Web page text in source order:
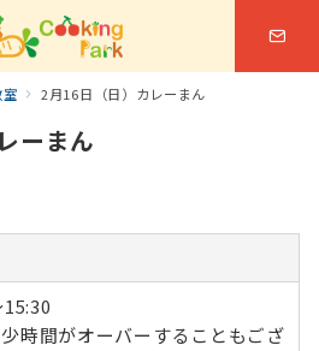
室 2月16日（日）カレーまん
ーまん
時間がオーバーすることもござ